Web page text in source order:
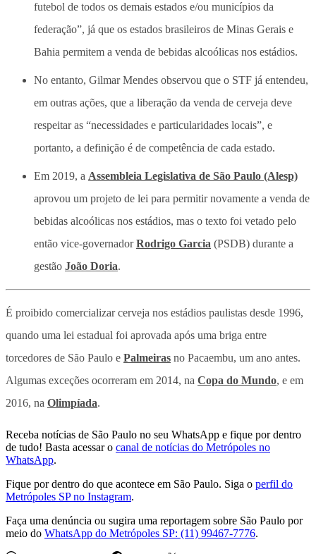
futebol de todos os demais estados e/ou municípios da
federação”, já que os estados brasileiros de Minas Gerais e
Bahia permitem a venda de bebidas alcoólicas nos estádios.
No entanto, Gilmar Mendes observou que o STF já entendeu,
em outras ações, que a liberação da venda de cerveja deve
respeitar as “necessidades e particularidades locais”, e
portanto, a definição é de competência de cada estado.
Em 2019, a Assembleia Legislativa de São Paulo (Alesp)
aprovou um projeto de lei para permitir novamente a venda de
bebidas alcoólicas nos estádios, mas o texto foi vetado pelo
então vice-governadorRodrigo Garcia (PSDB) durante a
gestão João Doria.
É proibido comercializar cerveja nos estádios paulistas desde 1996,
quando uma lei estadual foi aprovada após uma briga entre
torcedores de São Paulo e Palmeiras no Pacaembu, um ano antes.
Algumas exceções ocorreram em 2014, na Copa do Mundo, e em
2016, na Olimpíada.
Receba notícias de São Paulo no seu WhatsApp e fique por dentro
de tudo! Basta acessar o canal de notícias do Metrópoles no
WhatsApp.
Fique por dentro do que acontece em São Paulo. Siga o perfil do
Metrópoles SP no Instagram.
Faça uma denúncia ou sugira uma reportagem sobre São Paulo por
meio do WhatsApp do Metrópoles SP: (11) 99467-7776.